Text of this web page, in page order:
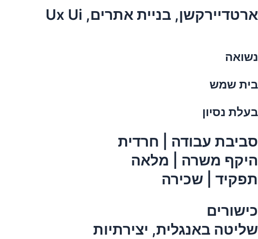
ארטדיירקשן, בניית אתרים, Ux Ui
נשואה
בית שמש
בעלת נסיון
סביבת עבודה | חרדית
היקף משרה | מלאה
תפקיד | שכירה
כישורים
שליטה באנגלית, יצירתיות